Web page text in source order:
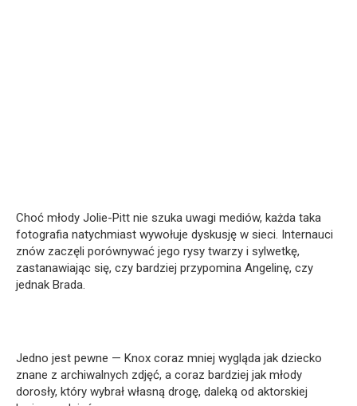
Choć młody Jolie-Pitt nie szuka uwagi mediów, każda taka
fotografia natychmiast wywołuje dyskusję w sieci. Internauci
znów zaczęli porównywać jego rysy twarzy i sylwetkę,
zastanawiając się, czy bardziej przypomina Angelinę, czy
jednak Brada.
Jedno jest pewne — Knox coraz mniej wygląda jak dziecko
znane z archiwalnych zdjęć, a coraz bardziej jak młody
dorosły, który wybrał własną drogę, daleką od aktorskiej